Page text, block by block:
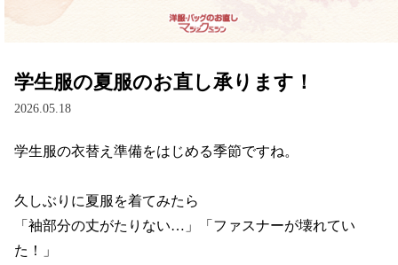
ニット
カバン・バッグの修理/クレンジング＆ケア
入園入学・通園グッズ
メモリアル
ユニバーサルファッション
インフォメーション
お問い合わせ
マジックミシンについて
FC加盟店募集
学生服の夏服のお直し承ります！
2026.05.18
学生服の衣替え準備をはじめる季節ですね。
久しぶりに夏服を着てみたら
「袖部分の丈がたりない…」「ファスナーが壊れてい
た！」